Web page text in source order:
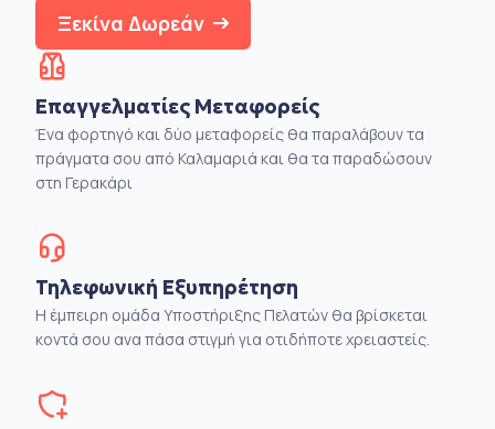
Ξεκίνα Δωρεάν
Επαγγελματίες Μεταφορείς
Ένα φορτηγό και δύο μεταφορείς θα παραλάβουν τα
πράγματα σου από Καλαμαριά και θα τα παραδώσουν
στη Γερακάρι
Τηλεφωνική Εξυπηρέτηση
Η έμπειρη ομάδα Υποστήριξης Πελατών θα βρίσκεται
κοντά σου ανα πάσα στιγμή για οτιδήποτε χρειαστείς.